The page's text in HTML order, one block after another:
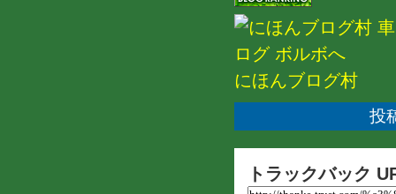
にほんブログ村
投
トラックバック